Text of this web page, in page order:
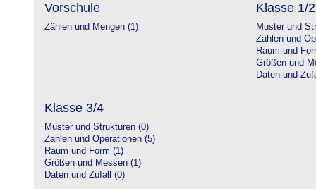
Vorschule
Zählen und Mengen (1)
Klasse 1/2
Muster und
Zahlen und
Raum und
Größen und
Daten und
Klasse 3/4
Muster und Strukturen (0)
Zahlen und Operationen (5)
Raum und Form (1)
Größen und Messen (1)
Daten und Zufall (0)